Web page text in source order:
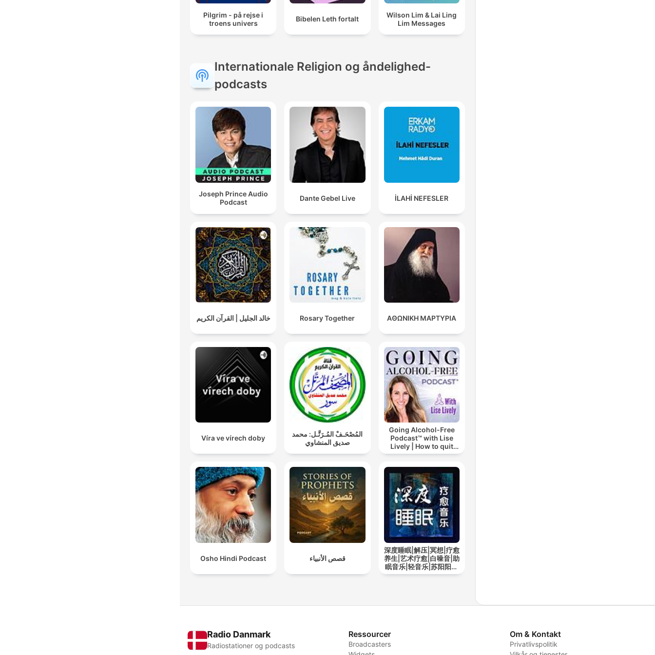
Pilgrim - på rejse i
troens univers
Bibelen Leth fortalt
Wilson Lim & Lai Ling
Lim Messages
Internationale Religion og åndelighed-
podcasts
Joseph Prince Audio
Podcast
Dante Gebel Live İLAHİ NEFESLER
خالد الجليل | القرآن الكريم Rosary Together ΑΘΩΝΙΚΗ ΜΑΡΤΥΡΙΑ
Víra ve vírech doby
المُصْحَـفْ المُـرَتَّـل: محمد
صديق المنشاوي
Going Alcohol-Free
Podcast™ with Lise
Lively | How to quit
drinking alcohol
Osho Hindi Podcast قصص الأنبياء
深度睡眠|解压|冥想|疗愈
养生|艺术疗愈|白噪音|助
眠音乐|轻音乐|苏阳阳频
道
Radio Danmark
Radiostationer og podcasts
Ressourcer
Broadcasters
Om & Kontakt
Privatlivspolitik